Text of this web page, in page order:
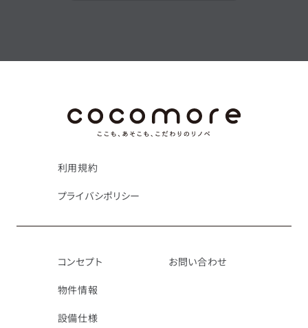
利用規約
プライバシポリシー
コンセプト
物件情報
設備仕様
お問い合わせ